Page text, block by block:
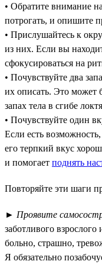
• Обратите внимание
потрогать, и опишите
• Прислушайтесь к
из них. Если вы
сфокусироваться на
• Почувствуйте два
их описать. Это может
запах тела в сгибе локтя
• Почувствуйте один
Если есть
его терпкий вкус
и помогает поднять
Повторяйте эти шаги
► Проявите
заботливого
больно, страшно,
Я обязательно